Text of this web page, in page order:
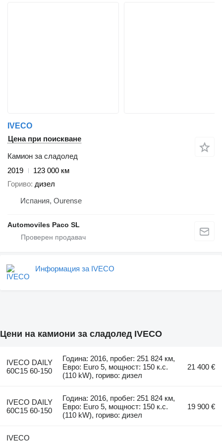
IVECO
Цена при поискване
Камион за сладолед
2019
123 000 км
Гориво дизел
Испания, Ourense
Automoviles Paco SL
Информация за IVECO
Цени на камиони за сладолед IVECO
IVECO DAILY
60C15 60-150
Година: 2016, пробег: 251 824 км,
Евро: Euro 5, мощност: 150 к.с.
(110 kW), гориво: дизел
21 400 €
IVECO DAILY
60C15 60-150
Година: 2016, пробег: 251 824 км,
Евро: Euro 5, мощност: 150 к.с.
(110 kW), гориво: дизел
19 900 €
IVECO